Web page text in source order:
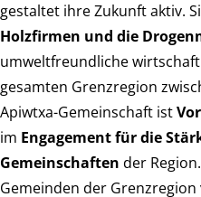
gestaltet ihre Zukunft aktiv.
Holzfirmen und die
umweltfreundliche
gesamten Grenzregion
Apiwtxa-Gemeinschaft ist
im Engagement für die
Gemeinschaften der
Gemeinden der